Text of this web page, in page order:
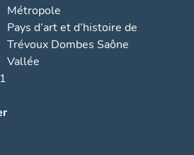
Métropole
Pays d’art et d’histoire de
Trévoux Dombes Saône
Vallée